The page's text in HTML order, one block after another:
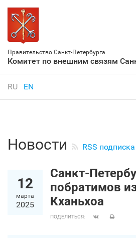
Правительство Санкт‑Петербурга
Комитет по внешним связям
RU EN
Новости RSS подписка
12
марта
2025
побратимов
Кханьхоа
ПОДЕЛИТЬСЯ: